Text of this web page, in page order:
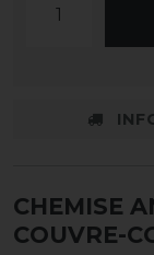
CHEMISE
COUVRE-